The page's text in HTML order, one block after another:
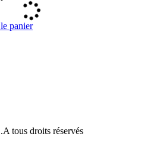
panier
tous droits réservés